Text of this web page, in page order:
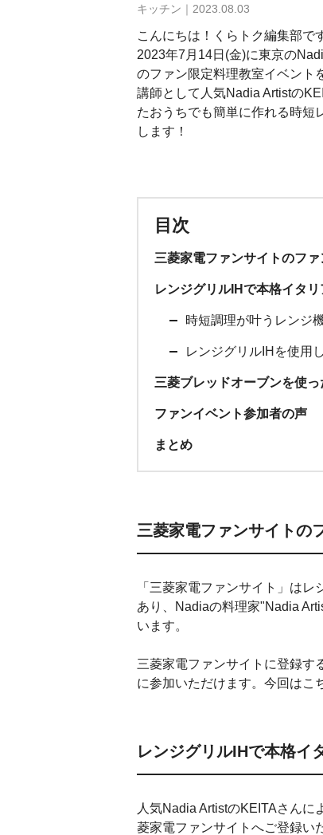
キッチン｜2023.08.03
こんにちは！くらトク編集部で
2023年7月14日(金)に東京の
のファン限定料理教室イベント
講師として人気Nadia Artistの
たおうちでも簡単に作れる時短
します！
目次
三菱家電ファンサイトのフ
レンジグリルIHで本格イタ
時短調理が叶うレンジ
レンジグリルIHを使用
三菱ブレッドオーブンを使っ
ファンイベント参加者の声
まとめ
三菱家電ファンサイトの
「三菱家電ファンサイト」は
あり、Nadiaの料理家"Nadia
います。
三菱家電ファンサイトに登録す
に参加いただけます。今回はこ
レンジグリルIHで本格イ
人気Nadia ArtistのKEITAさんに
菱家電ファンサイトへご登録い